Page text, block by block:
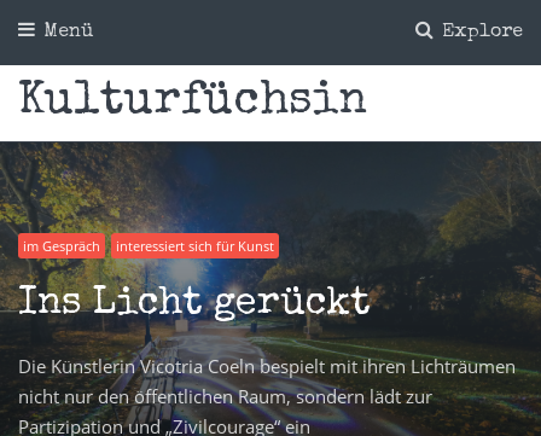
Explore
Menü
Kulturfüchsin
im Gespräch interessiert sich für Kunst
Ins Licht gerückt
Die Künstlerin Vicotria Coeln bespielt mit ihren Lichträumen
nicht nur den öffentlichen Raum, sondern lädt zur
Partizipation und „Zivilcourage“ ein